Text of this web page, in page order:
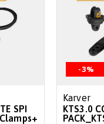
SPI
-3%
Karver
KTS3.0